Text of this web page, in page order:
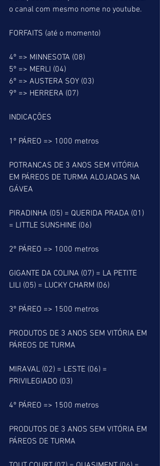
o canal com mesmo nome no youtube.
FORFAITS (até o momento)
4º => MINNESOTA (08)
5º => MERLI (04)
6º => AUSTERA SOY (03)
9º => HERRERA (07)
INDICAÇÕES
1º PÁREO => 1000 metros
POTRANCAS DE 3 ANOS SEM VITÓRIA
EM PÁREOS DE TURMA ALOJADAS NA
GÁVEA
PIRADINHA (05) = QUERIDA PRADA (01)
= LITTLE SUNSHINE (06)
2º PÁREO => 1000 metros
GIGANTE DA COLINA (07) = LA PETITE
LILI (05) = LUCKY CHARM (06)
3º PÁREO => 1500 metros
PRODUTOS DE 3 ANOS SEM VITÓRIA EM
PÁREOS DE TURMA
MIRAVAL (02) = LESTE (06) =
PRIVILEGIADO (03)
4º PÁREO => 1500 metros
PRODUTOS DE 3 ANOS SEM VITÓRIA EM
PÁREOS DE TURMA